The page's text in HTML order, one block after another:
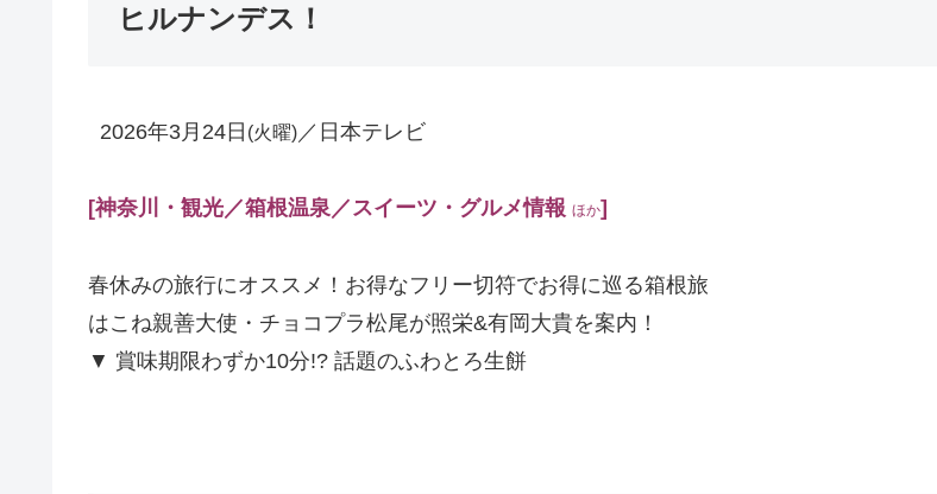
ヒルナンデス！
2026年3月24日 (火曜) ／日本テレビ
[神奈川 ・観光／箱根温泉／スイーツ・グルメ情報 ほか]
春休みの旅行にオススメ！お得なフリー切符でお得に巡る箱根旅
はこね親善大使・チョコプラ松尾が照栄&有岡大貴を案内！
▼ 賞味期限わずか10分!? 話題のふわとろ生餅